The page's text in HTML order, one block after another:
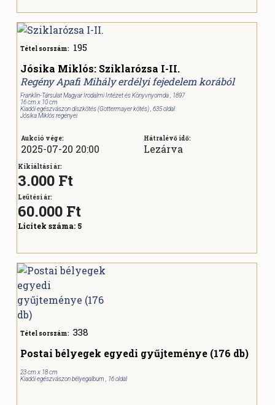
Tétel sorszám: 195
Jósika Miklós: Sziklarózsa I-II.
Regény Apafi Mihály erdélyi fejedelem korából
Franklin-Társulat Magyar Irodalmi Intézet és Könyvnyomda , 1897
16 cm x 10 cm
Kiadói egészvászon díszkötés (Gottermayer kötés) , 635 oldal
Jósika Miklós regényei
Aukció vége:
2025-07-20 20:00
Hátralévő idő:
Lezárva
Kikiáltási ár:
3.000 Ft
Leütési ár:
60.000 Ft
Licitek száma: 5
Tétel sorszám: 338
Postai bélyegek egyedi gyűjteménye (176 db)
23 cm x 18 cm
Kiadói egészvászon bélyegalbum , 16 oldal